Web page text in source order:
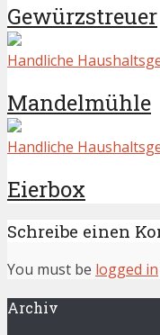
Gewürzstreuer
Handliche
Mandelmühle
Handliche
Eierbox
Schreibe einen
You must be logged in
Archiv